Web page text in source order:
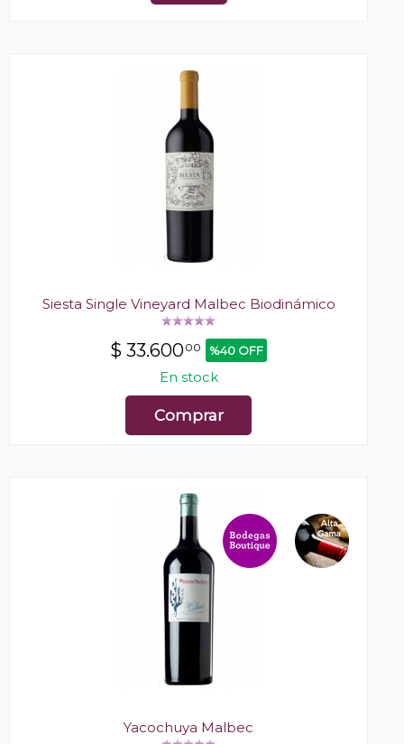
Siesta Single Vineyard Malbec Biodinámico
$ 33.60000 %40 OFF
En stock
Comprar
Yacochuya Malbec